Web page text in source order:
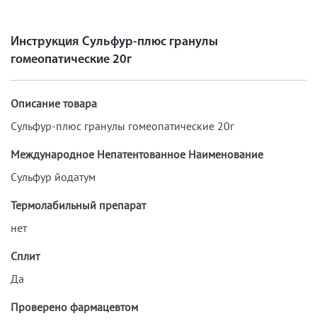
Инструкция Сульфур-плюс гранулы
гомеопатические 20г
Описание товара
Сульфур-плюс гранулы гомеопатические 20г
Международное Непатентованное Наименование
Сульфур йодатум
Термолабильный препарат
нет
Сплит
Да
Проверено фармацевтом